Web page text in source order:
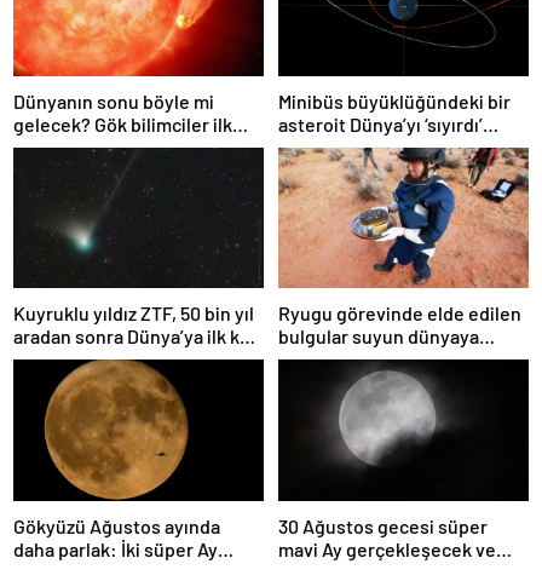
Dünyanın sonu böyle mi
gelecek? Gök bilimciler ilk
kez sönen yıldızın gezegeni
yutmasına tanık oldu
Minibüs büyüklüğündeki bir
asteroit Dünya’yı ‘sıyırdı’
geçti
Kuyruklu yıldız ZTF, 50 bin yıl
aradan sonra Dünya’ya ilk kez
çok yaklaşacak
Ryugu görevinde elde edilen
bulgular suyun dünyaya
asteroitlerce getirilmiş
olabileceğini gösteriyor
Gökyüzü Ağustos ayında
daha parlak: İki süper Ay
30 Ağustos gecesi süper
mavi Ay gerçekleşecek ve